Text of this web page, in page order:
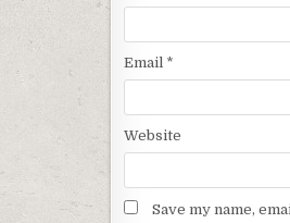
Email *
Website
Save my name,